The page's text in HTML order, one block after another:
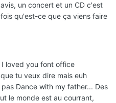
un concert et un CD c'est
qu'est-ce que ça viens faire
loved you font office
tu veux dire mais euh
Dance with my father... Des
le monde est au courrant,